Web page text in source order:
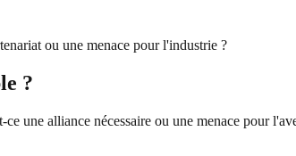
ou une menace pour l'industrie ?
?
une alliance nécessaire ou une menace pour